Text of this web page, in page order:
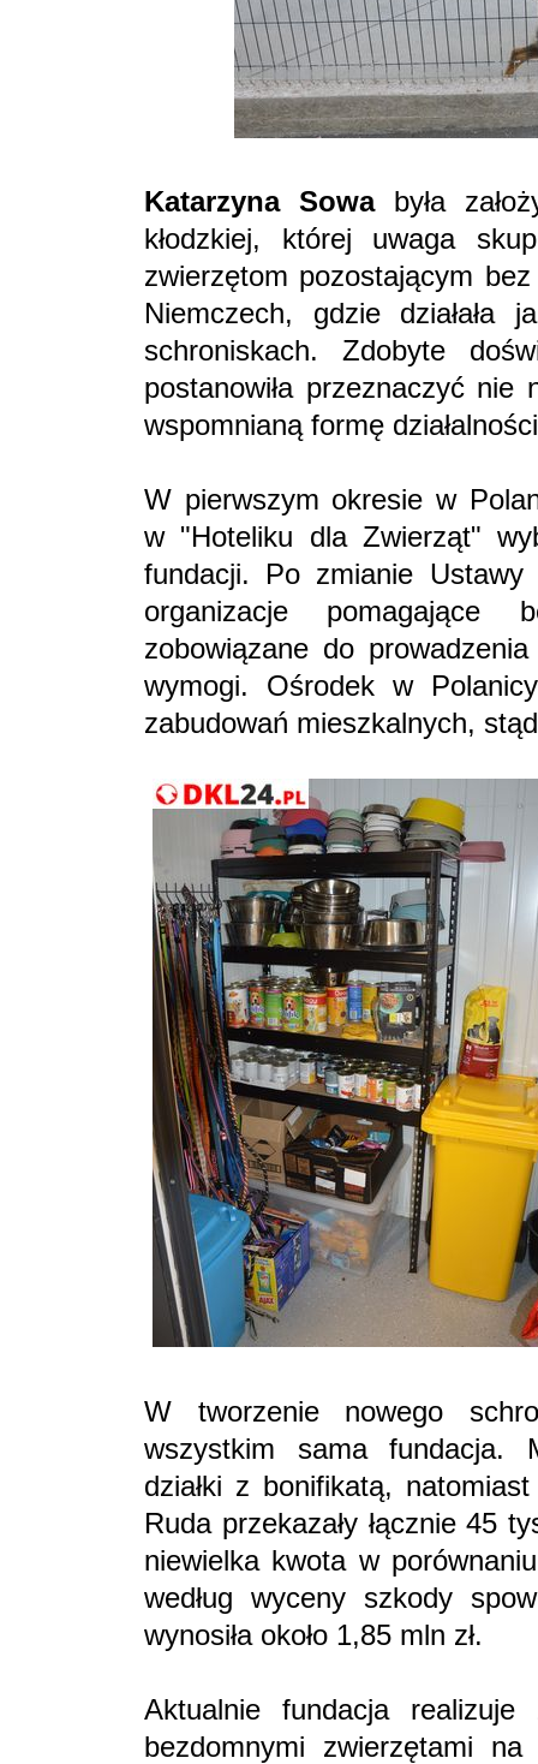
Katarzyna Sowabyła
kłodzkiej, której uwaga
zwierzętom pozostającym
Niemczech, gdzie działała
schroniskach. Zdobyte
postanowiła przeznaczyć nie
wspomnianą formę
W pierwszym okresie w
w "Hoteliku dla Zwierząt"
fundacji. Po zmianie
organizacje pomagające
zobowiązane do
wymogi. Ośrodek w
zabudowań mieszkalnych,
W tworzenie nowego
wszystkim sama fundacja.
działki z bonifikatą,
Ruda przekazały łącznie 45
niewielka kwota w
według wyceny szkody
wynosiła około 1,85 mln zł.
Aktualnie fundacja
bezdomnymi zwierzętami